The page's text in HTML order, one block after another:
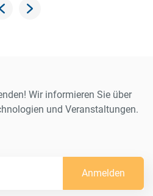
Wir informieren Sie über
und Veranstaltungen.
Anmelden